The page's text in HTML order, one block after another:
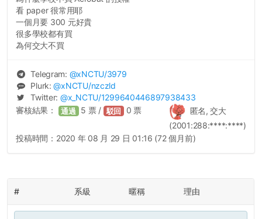
看 paper 很常用耶
一個月要 300 元好貴
很多學校都有買
為何交大不買
Telegram: @xNCTU/3979
Plurk:@xNCTU/nzczld
Twitter: @x_NCTU/1299640446897938433
匿名, 交大
(2001:288:****:****)
審核結果： 通過 5 票 / 駁回 0 票
投稿時間： 2020 年 08 月 29 日 01:16 (72 個月前)
# 系級 暱稱 理由